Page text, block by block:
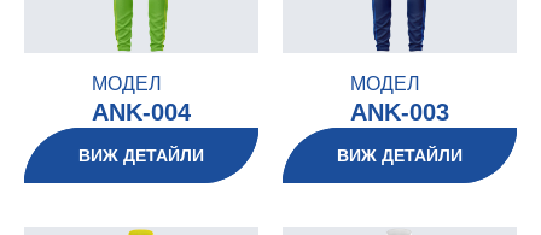
МОДЕЛ
ANK-004
ВИЖ ДЕТАЙЛИ
МОДЕЛ
ANK-003
ВИЖ ДЕТАЙЛИ